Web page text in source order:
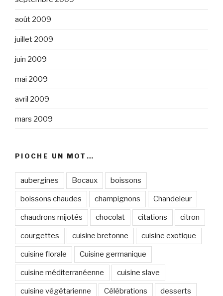
août 2009
juillet 2009
juin 2009
mai 2009
avril 2009
mars 2009
PIOCHE UN MOT…
aubergines Bocaux boissons
boissons chaudes champignons Chandeleur
chaudrons mijotés chocolat citations citron
courgettes cuisine bretonne cuisine exotique
cuisine florale Cuisine germanique
cuisine méditerranéenne cuisine slave
cuisine végétarienne Célébrations desserts